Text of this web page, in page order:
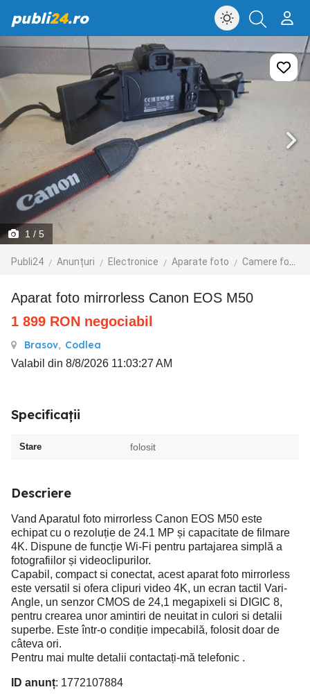
publi24.ro
1 / 5
Publi24 Anunțuri Electronice Aparate foto Camere foto digitale
Aparat foto mirrorless Canon EOS M50
1 899 RON negociabil
Brasov, Codlea
Valabil din 8/8/2026 11:03:27 AM
Specificații
Stare folosit
Descriere
Vand Aparatul foto mirrorless Canon EOS M50 este
echipat cu o rezoluție de 24.1 MP și capacitate de filmare
4K. Dispune de funcție Wi-Fi pentru partajarea simplă a
fotografiilor și videoclipurilor.
Capabil, compact si conectat, acest aparat foto mirrorless
este versatil si ofera clipuri video 4K, un ecran tactil Vari-
Angle, un senzor CMOS de 24,1 megapixeli si DIGIC 8,
pentru crearea unor amintiri de neuitat in culori si detalii
superbe. Este într-o condiție impecabilă, folosit doar de
câteva ori.
Pentru mai multe detalii contactați-mă telefonic .
ID anunț: 1772107884